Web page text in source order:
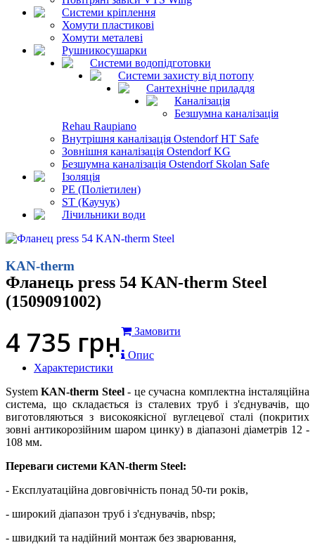
Системи кріплення
Хомути пластикові
Хомути металеві
Рушникосушарки
Системи водопідготовки
Системи захисту від потопу
Сантехнічне приладдя
Каналізація
Безшумна каналізація
Rehau Raupiano
Внутрішня каналізація Ostendorf HT Safe
Зовнішня каналізація Ostendorf KG
Безшумна каналізація Ostendorf Skolan Safe
Ізоляція
PE (Поліетилен)
ST (Каучук)
Лічильники води
KAN-therm
Фланець press 54 KAN-therm Steel
(1509091002)
4 735 грн
Замовити
Опис
Характеристики
SystemKAN-therm Steel- це сучасна комплектна інсталяційна
система, що складається із сталевих труб і з'єднувачів, що
виготовляються з високоякісної вуглецевої сталі (покритих
зовні антикорозійним шаром цинку) в діапазоні діаметрів 12 -
108 мм.
Переваги системи KAN-therm Steel:
- Експлуатаційна довговічність понад 50-ти років,
- широкий діапазон труб і з'єднувачів, nbsp;
- швидкий та надійний монтаж без зварювання,